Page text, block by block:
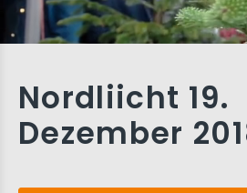
Nordliicht 19.
Dezember